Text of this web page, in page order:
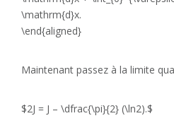
\mathrm{d}x.
\end{aligned}
Maintenant passez à la limite
$2J = J – \dfrac{\pi}{2} (\ln2).$